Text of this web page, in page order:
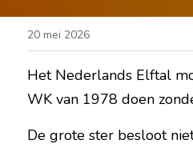
20 mei 2026
Het Nederlands Elftal
WK van 1978 doen
De grote ster besloot